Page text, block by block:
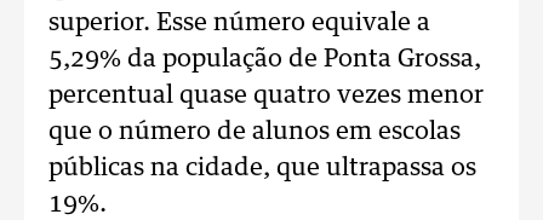
superior. Esse número equivale a
5,29% da população de Ponta Grossa,
percentual quase quatro vezes menor
que o número de alunos em escolas
públicas na cidade, que ultrapassa os
19%.